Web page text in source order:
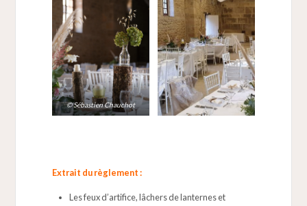
©Sébastien Chauchot
Extrait du règlement :
Les feux d’artifice, lâchers de lanternes et